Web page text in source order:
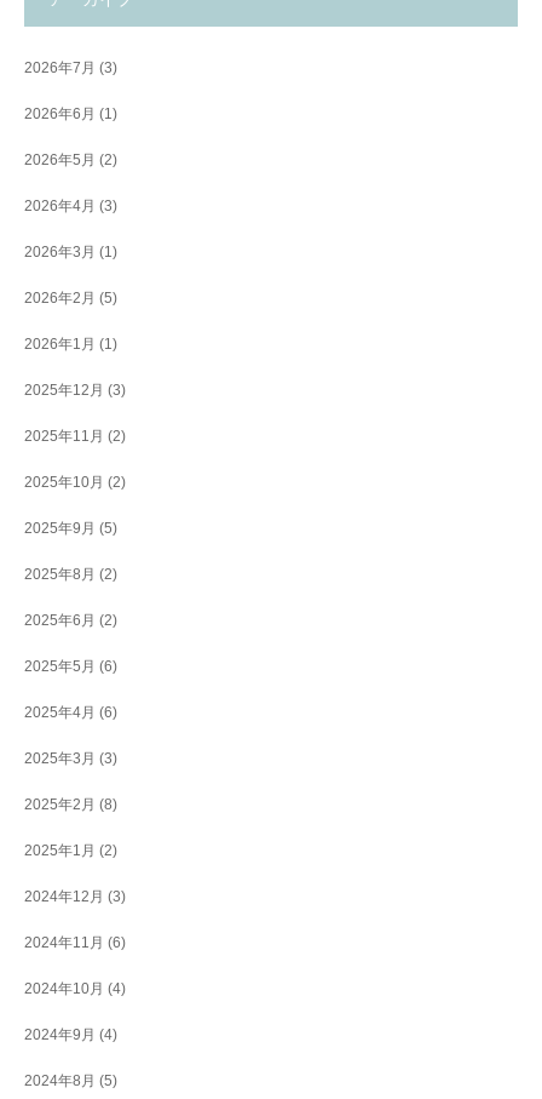
2026年7月 (3)
2026年6月 (1)
2026年5月 (2)
2026年4月 (3)
2026年3月 (1)
2026年2月 (5)
2026年1月 (1)
2025年12月 (3)
2025年11月 (2)
2025年10月 (2)
2025年9月 (5)
2025年8月 (2)
2025年6月 (2)
2025年5月 (6)
2025年4月 (6)
2025年3月 (3)
2025年2月 (8)
2025年1月 (2)
2024年12月 (3)
2024年11月 (6)
2024年10月 (4)
2024年9月 (4)
2024年8月 (5)